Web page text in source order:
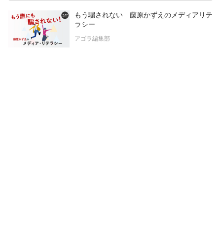
もう騙されない 藤原かずえのメディアリテ
ラシー
アゴラ編集部